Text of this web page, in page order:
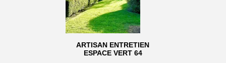
ARTISAN ENTRETIEN
ESPACE VERT 64